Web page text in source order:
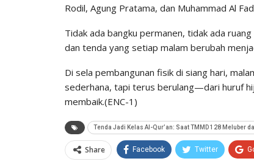
Rodil, Agung Pratama, dan Muhammad Al
Tidak ada bangku permanen, tidak ada
dan tenda yang setiap malam berubah
Di sela pembangunan fisik di siang hari,
sederhana, tapi terus berulang—dari huruf
membaik.(ENC-1)
Tenda Jadi Kelas Al-Qur’an: Saat TMMD 128 Meluber
Share Facebook Twitter